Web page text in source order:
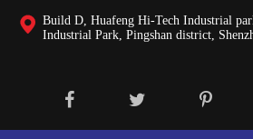
 Build D, Huafeng Hi-Tech Industrial
Industrial Park, Pingshan district,